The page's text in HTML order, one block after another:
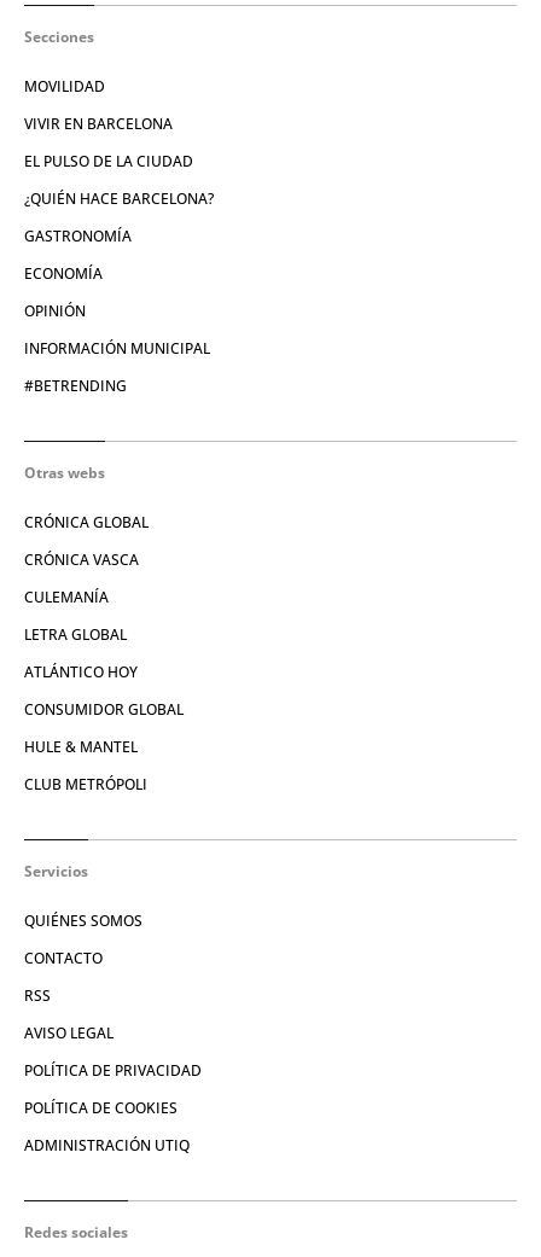
Secciones
MOVILIDAD
VIVIR EN BARCELONA
EL PULSO DE LA CIUDAD
¿QUIÉN HACE BARCELONA?
GASTRONOMÍA
ECONOMÍA
OPINIÓN
INFORMACIÓN MUNICIPAL
#BETRENDING
Otras webs
CRÓNICA GLOBAL
CRÓNICA VASCA
CULEMANÍA
LETRA GLOBAL
ATLÁNTICO HOY
CONSUMIDOR GLOBAL
HULE & MANTEL
CLUB METRÓPOLI
Servicios
QUIÉNES SOMOS
CONTACTO
RSS
AVISO LEGAL
POLÍTICA DE PRIVACIDAD
POLÍTICA DE COOKIES
ADMINISTRACIÓN UTIQ
Redes sociales